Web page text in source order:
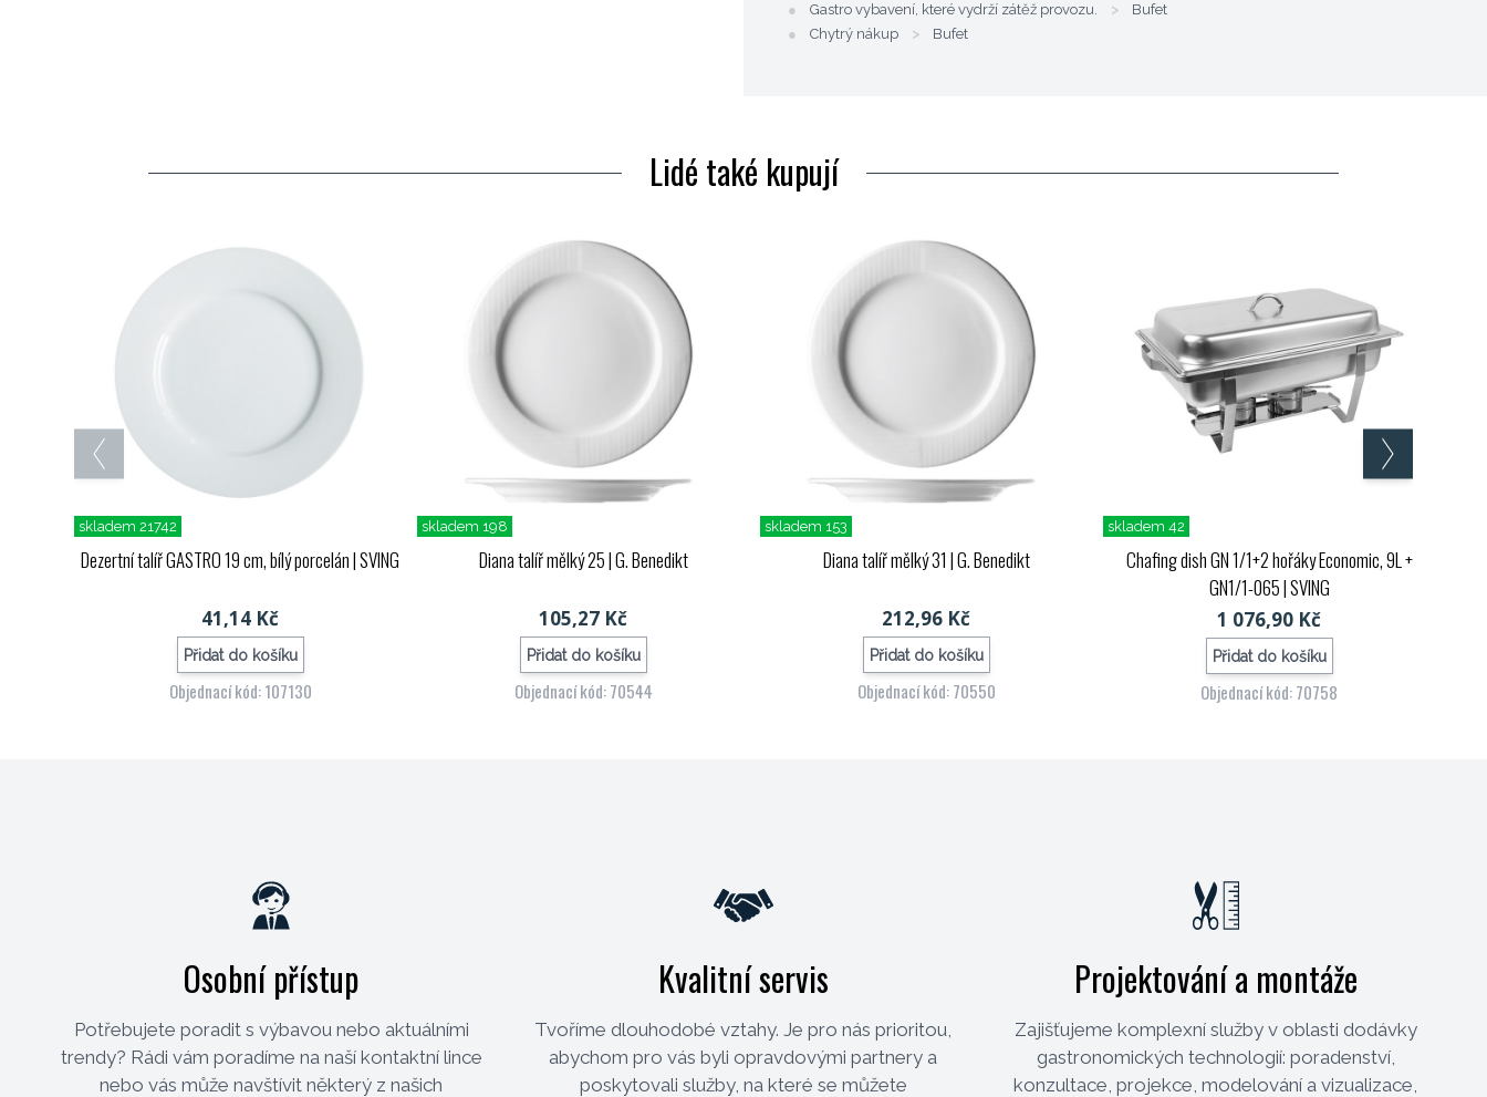
● Gastro vybavení, které vydrží zátěž provozu. >
Bufet
●
Chytrý nákup > Bufet
Lidé také kupují
skladem 21742
Dezertní talíř GASTRO 19 cm, bílý porcelán| SVING
41,14 Kč
Přidat do košíku
Objednací kód: 107130
skladem 198
Diana talíř mělký 25| G. Benedikt
105,27 Kč
Přidat do košíku
Objednací kód: 70544
skladem 153
Diana talíř mělký 31 | G. Benedikt
212,96 Kč
Přidat do košíku
Objednací kód: 70550
skladem 42
Chafing dish GN 1/1+2 hořáky Economic, 9L +
GN1/1-065| SVING
1 076,90 Kč
Přidat do košíku
Objednací kód: 70758
Osobní přístup
Potřebujete poradit s výbavou nebo aktuálními
trendy? Rádi vám poradíme na naší kontaktní lince
nebo vás může navštívit některý z našich
Kvalitní servis
Tvoříme dlouhodobé vztahy. Je pro nás prioritou,
abychom pro vás byli opravdovými partnery a
poskytovali služby, na které se můžete
Projektování a montáže
Zajišťujeme komplexní služby v oblasti dodávky
gastronomických technologií: poradenství,
konzultace, projekce, modelování a vizualizace,